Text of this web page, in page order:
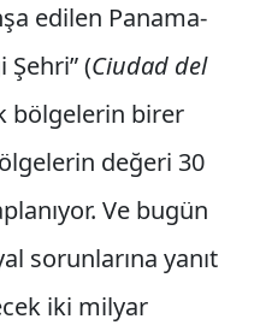
edilen Panama-
Şehri” (Ciudad del
bölgelerin birer
değeri 30
Ve bugün
sorunlarına yanıt
iki milyar